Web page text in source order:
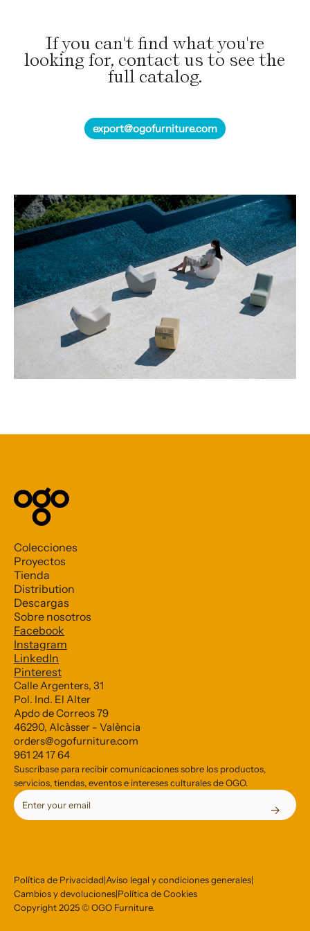
opciones
se
pueden
If you can't find what you're
looking for, contact us to see the
full catalog.
export@ogofurniture.com
Colecciones
Proyectos
Tienda
Distribution
Descargas
Sobre nosotros
Facebook
Instagram
LinkedIn
Pinterest
Calle Argenters, 31
Pol. Ind. El Alter
Apdo de Correos 79
46290, Alcàsser - València
orders@ogofurniture.com
961 24 17 64
Suscríbase para recibir comunicaciones sobre los productos,
servicios, tiendas, eventos e intereses culturales de OGO.
Política de Privacidad|Aviso legal y condiciones generales|
Cambios y devoluciones|Política de Cookies
Copyright 2025 © OGO Furniture.
Subscribe to our Newsletter
Email Address *